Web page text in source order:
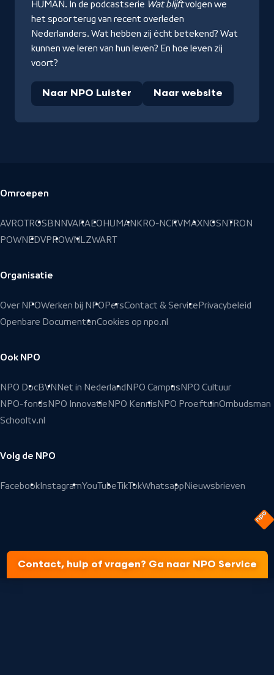
HUMAN. In de podcastserie Wat blijftvolgen we
het spoor terug van recent overleden
Nederlanders. Wat hebben zij écht betekend? Wat
kunnen we leren van hun leven? En hoe leven zij
voort?
Naar NPO Luister Naar website
Voettekst
Omroepen
AVROTROS BNNVARAEO HUMAN KRO-NCRVMAXNOS NTRON
POWNEDVPROWNLZWART
Organisatie
Over NPOWerken bij NPO PersContact & Service Privacybeleid
Openbare DocumentenCookies op npo.nl
Ook NPO
NPO DocBVN Net in Nederland NPO Campus NPO Cultuur
NPO-fonds NPO Innovatie NPO Kennis NPO ProeftuinOmbudsman
Schooltv.nl
Volg de NPO
Facebook InstagramYouTubeTikTokWhatsapp Nieuwsbrieven
Contact, hulp of vragen? Ga naar NPO Service